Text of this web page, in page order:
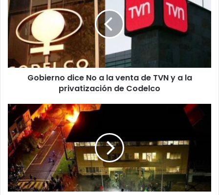
No
a
venta
y
de
Codelco
Gobierno dice No a la venta de TVN y a la
privatización de Codelco
Municipios
Ercilla
y
Traiguén
fueron
incendiados
producto
de